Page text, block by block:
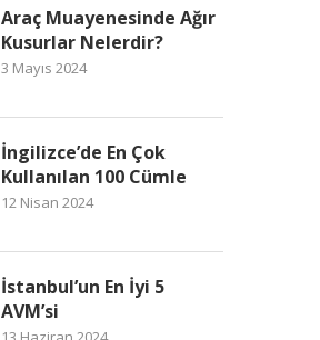
Araç Muayenesinde Ağır
Kusurlar Nelerdir?
3 Mayıs 2024
İngilizce’de En Çok
Kullanılan 100 Cümle
12 Nisan 2024
İstanbul’un En İyi 5
AVM’si